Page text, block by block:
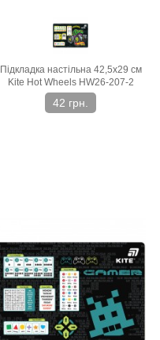
Підкладка настільна 42,5х29 см
Kite Hot Wheels HW26-207-2
42 грн.